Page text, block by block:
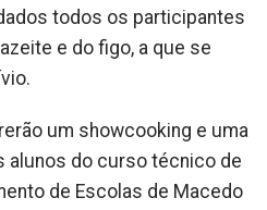
todos os participantes
e do figo, a que se
um showcooking e uma
alunos do curso técnico de
de Escolas de Macedo